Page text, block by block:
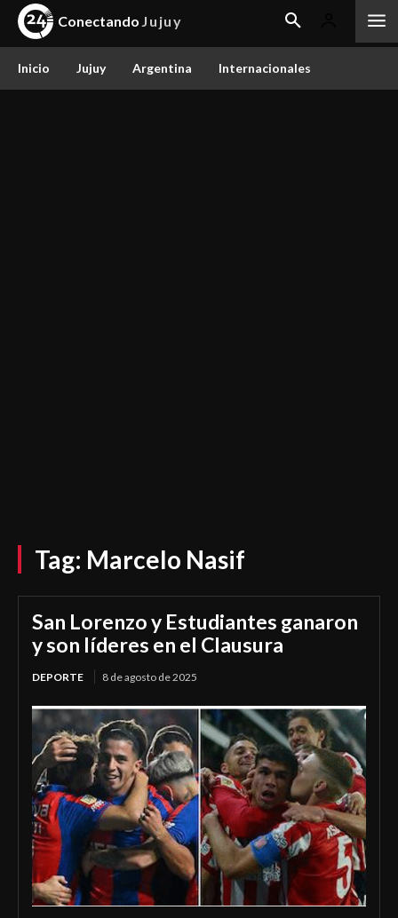
Conectando Jujuy
Inicio Jujuy Argentina Internacionales
Tag: Marcelo Nasif
San Lorenzo y Estudiantes ganaron
y son líderes en el Clausura
DEPORTE 8 de agosto de 2025